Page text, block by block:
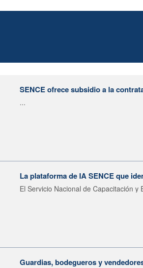
SENCE ofrece subsidio a la
...
La plataforma de IA SENCE que
El Servicio Nacional de Capacitación y
Guardias, bodegueros y